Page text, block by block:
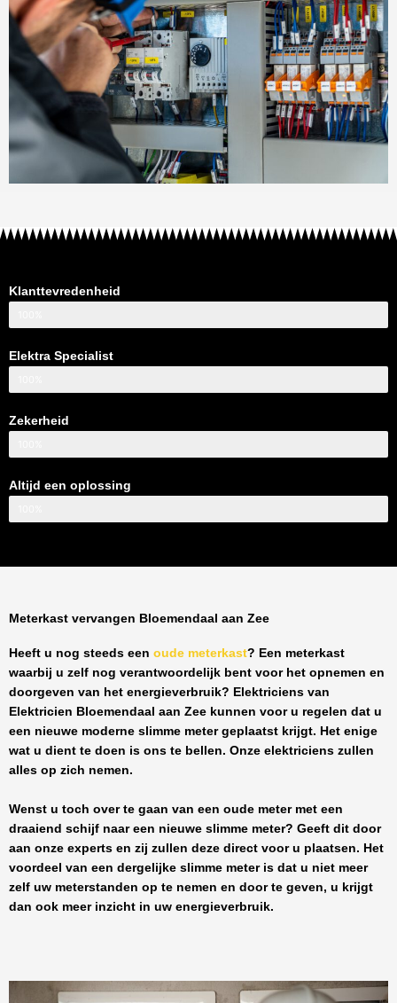
Klanttevredenheid
Elektra Specialist
Zekerheid
Altijd een oplossing
Meterkast vervangen Bloemendaal aan Zee
Heeft u nog steeds een oude meterkast? Een meterkast
waarbij u zelf nog verantwoordelijk bent voor het opnemen en
doorgeven van het energieverbruik? Elektriciens van
Elektricien Bloemendaal aan Zee kunnen voor u regelen dat u
een nieuwe moderne slimme meter geplaatst krijgt. Het enige
wat u dient te doen is ons te bellen. Onze elektriciens zullen
alles op zich nemen.
Wenst u toch over te gaan van een oude meter met een
draaiend schijf naar een nieuwe slimme meter? Geeft dit door
aan onze experts en zij zullen deze direct voor u plaatsen. Het
voordeel van een dergelijke slimme meter is dat u niet meer
zelf uw meterstanden op te nemen en door te geven, u krijgt
dan ook meer inzicht in uw energieverbruik.